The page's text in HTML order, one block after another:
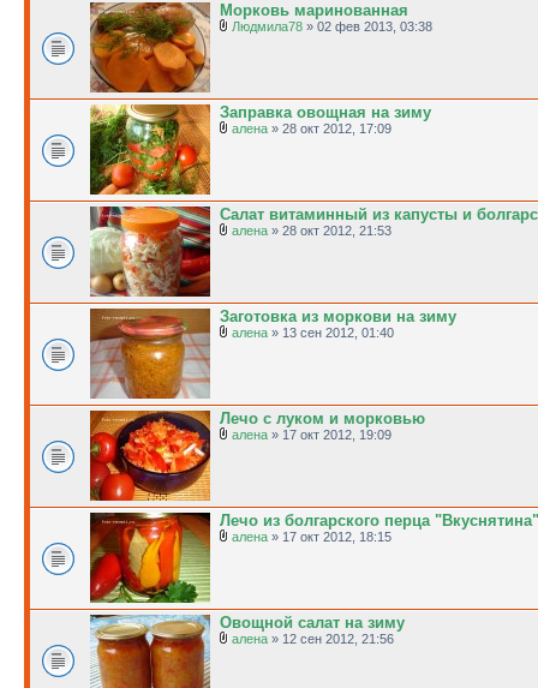
Морковь маринованная
Людмила78 » 02 фев 2013, 03:38
Заправка овощная на зиму
алена » 28 окт 2012, 17:09
Салат витаминный из капусты и
алена » 28 окт 2012, 21:53
Заготовка из моркови на зиму
алена » 13 сен 2012, 01:40
Лечо с луком и морковью
алена » 17 окт 2012, 19:09
Лечо из болгарского перца "Вкуснятина"
алена » 17 окт 2012, 18:15
Овощной салат на зиму
алена » 12 сен 2012, 21:56